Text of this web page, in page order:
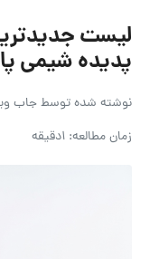
لیست
پدیده شیمی پایدار | ۷
نوشته شده توسطجاب
زمان مطالعه: 1دقیقه